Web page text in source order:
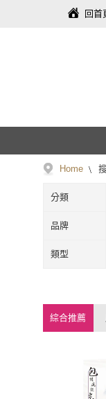
回首
Home
分類
品牌
類型
綜合推薦